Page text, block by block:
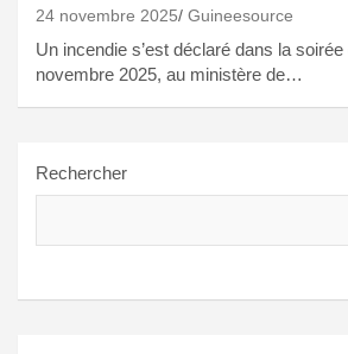
24 novembre 2025 Guineesource
Un incendie s’est déclaré dans la
novembre 2025, au ministère de…
Rechercher